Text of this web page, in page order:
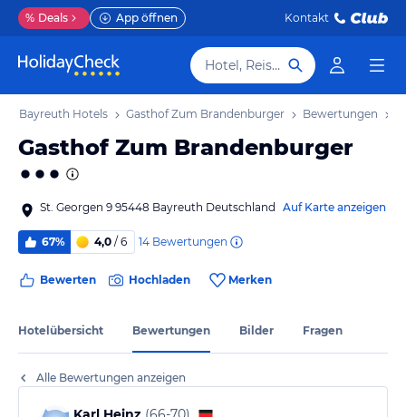
% Deals App öffnen Kontakt
Hotel, Reiseziel
Bayreuth Hotels Gasthof Zum Brandenburger Bewertungen
Gasthof Zum Brandenburger
St. Georgen 9 95448 Bayreuth Deutschland Auf Karte anzeigen
67% 4,0 / 6 14 Bewertungen
Bewerten Hochladen Merken
Hotelübersicht Bewertungen Bilder Fragen
Alle Bewertungen anzeigen